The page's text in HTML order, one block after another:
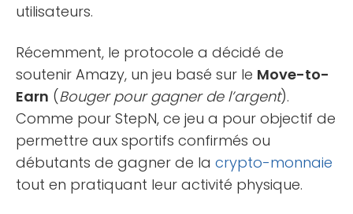
utilisateurs.
Récemment, le protocole a décidé de
soutenir Amazy, un jeu basé sur le Move-to-
Earn (Bouger pour gagner de l’argent).
Comme pour StepN, ce jeu a pour objectif de
permettre aux sportifs confirmés ou
débutants de gagner de la crypto-monnaie
tout en pratiquant leur activité physique.